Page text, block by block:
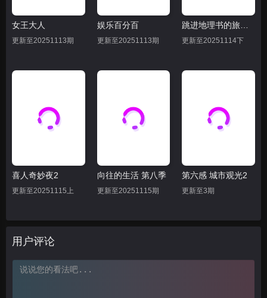
女王大人
更新至20251113期
娱乐百分百
更新至20251113期
跳进地理书的旅行2025·甘肃篇
更新至20251114下
喜人奇妙夜2
更新至20251115上
向往的生活 第八季
更新至20251115期
第六感 城市观光2
更新至3期
用户评论